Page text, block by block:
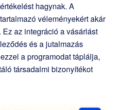
hagynak. A
véleményekért akár
az integráció a vásárlást
és a jutalmazás
a programodat táplálja,
társadalmi bizonyítékot